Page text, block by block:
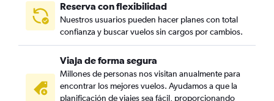
Reserva con flexibilidad
Nuestros usuarios pueden hacer planes con total
confianza y buscar vuelos sin cargos por cambios.
Viaja de forma segura
Millones de personas nos visitan anualmente para
encontrar los mejores vuelos. Ayudamos a que la
planificación de viajes sea fácil, proporcionando